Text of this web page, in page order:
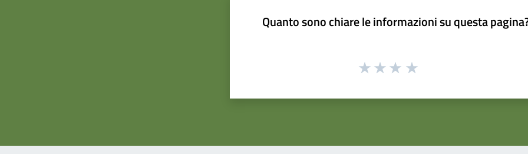
Quanto sono chiare le informazioni su questa